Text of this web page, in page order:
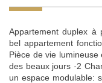
Appartement duplex à
bel appartement
Pièce de vie lumineuse
des beaux jours ·2
un espace modulable: